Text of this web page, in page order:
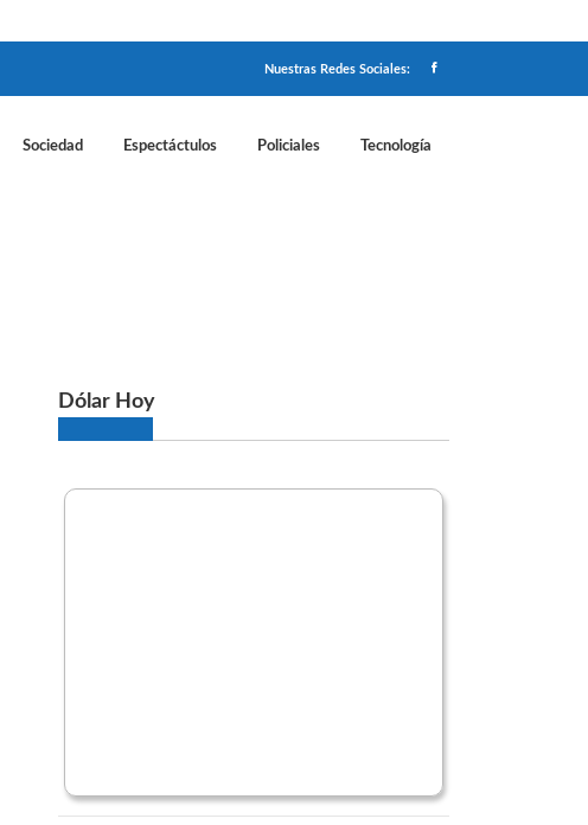
Nuestras Redes Sociales:
Sociedad Espectáctulos Policiales Tecnología
Dólar Hoy